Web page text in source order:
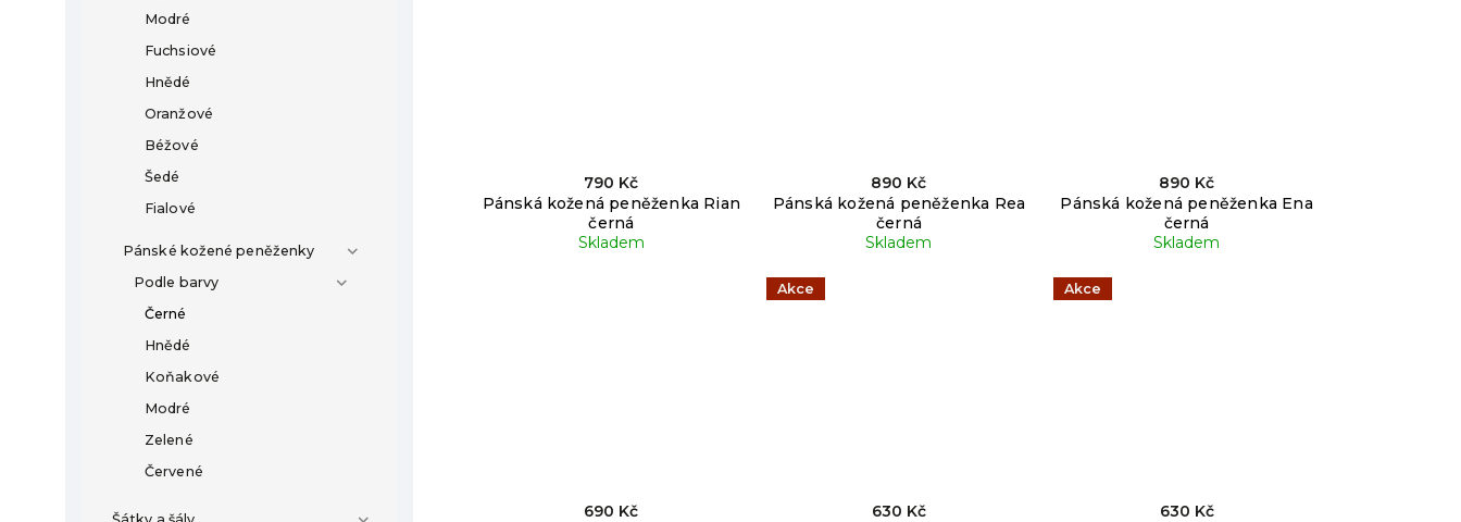
Modré
Fuchsiové
Hnědé
Oranžové
Béžové
Šedé
Fialové
Pánské kožené peněženky
Podle barvy
Černé
Hnědé
Koňakové
Modré
Zelené
Červené
Pánská kožená peněženka Rian
černá
Skladem
790 Kč
Pánská kožená peněženka Rea
černá
Skladem
890 Kč
Pánská kožená peněženka Ena
černá
Skladem
890 Kč
690 Kč
Akce
630 Kč
Akce
630 Kč